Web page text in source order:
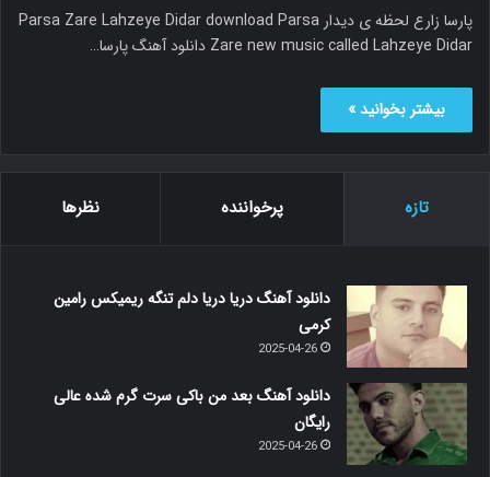
پارسا زارع لحظه ی دیدار Parsa Zare Lahzeye Didar download Parsa
Zare new music called Lahzeye Didar دانلود آهنگ پارسا…
بیشتر بخوانید »
تازه پرخواننده نظرها
دانلود آهنگ دریا دریا دلم تنگه ریمیکس رامین
کرمی
2025-04-26
دانلود آهنگ بعد من باکی سرت گرم شده عالی
رایگان
2025-04-26